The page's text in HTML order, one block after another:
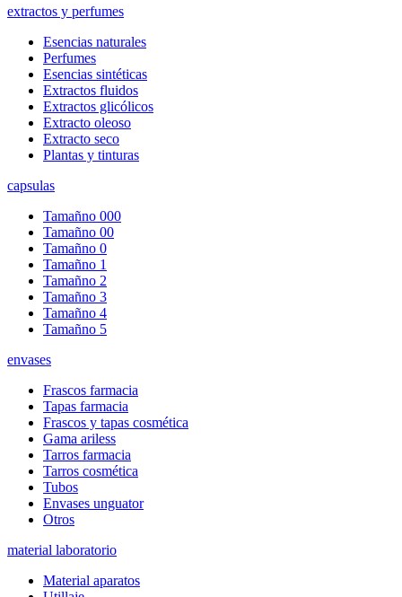
extractos y perfumes
Esencias naturales
Perfumes
Esencias sintéticas
Extractos fluidos
Extractos glicólicos
Extracto oleoso
Extracto seco
Plantas y tinturas
capsulas
Tamañno 000
Tamañno 00
Tamañno 0
Tamañno 1
Tamañno 2
Tamañno 3
Tamañno 4
Tamañno 5
envases
Frascos farmacia
Tapas farmacia
Frascos y tapas cosmética
Gama ariless
Tarros farmacia
Tarros cosmética
Tubos
Envases unguator
Otros
material laboratorio
Material aparatos